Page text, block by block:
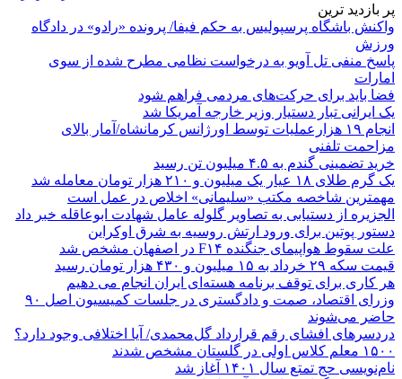
پر بازدید ترین
واکنش باشگاه پرسپولیس به حکم فیفا/ پرونده «رادو» در دادگاه
ورزش
پاسخ منفی تل آویو به درخواست نظامی مطرح شده از سوی
امارات
فضا باید برای حرکت‌های مردمی فراهم شود
یک ایرانی تبار دستیار وزیر خارجه آمریکا شد
انجام ۱۹ هزارعملیات توسط اورژانس کرمانشاه/آمار بالای
مزاحمت تلفنی
خرید تضمینی گندم به ۴.۵ میلیون تن رسید
یک گرم طلای ۱۸ عیار یک میلیون و ۲۱۰ هزار تومان معامله شد
مهمترین شاخصه مکتب «سلیمانی» اخلاص در عمل است
الجزیره از دستیابی به تصاویر گلوله عامل شهادت ابوعاقله خبر داد
دستور پوتین برای ورود ارتش روسیه به شرق اوکراین
علت سقوط هواپیمای جنگنده F۱۴ در اصفهان مشخص شد
قیمت سکه ۲۹ خرداد به ۱۵ میلیون و ۴۳۰ هزار تومان رسید
هر کاری برای توقف برنامه هسته‌ای ایران انجام می دهیم
وزرای اقتصاد، صمت و دادگستری در جلسات کمیسیون اصل ۹۰
حاضر می‌شوند
دردسرهای افشای رقم قرارداد گل‌محمدی/ آیا اختلافی وجود دارد؟
۱۵۰۰ معلم کلاس اولی در گلستان مشخص شدند
نام‌نویسی حج تمتع سال ۱۴۰۱ آغاز شد